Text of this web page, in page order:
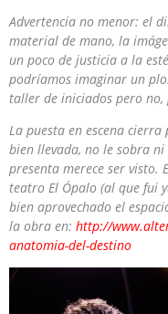
Advertencia no menor: el
material de mano, la
un poco de justicia a la
podríamos imaginar un
taller de iniciados pero no,
La puesta en escena
bien llevada, no le sobra
presenta merece ser visto.
teatro El Ópalo (al que fui
bien aprovechado el
la obra en: http://
anatomia-del-destino